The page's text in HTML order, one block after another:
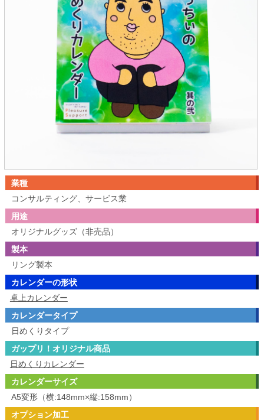
業種
コンサルティング、サービス業
用途
オリジナルグッズ（非売品）
製本
リング製本
カレンダーの形状
卓上カレンダー
カレンダータイプ
日めくりタイプ
ガップリ！オリジナル商品
日めくりカレンダー
カレンダーサイズ
A5変形（横:148mm×縦:158mm）
オプション加工